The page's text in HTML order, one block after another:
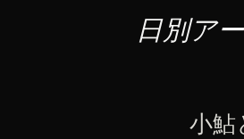
日別ア
小鮎